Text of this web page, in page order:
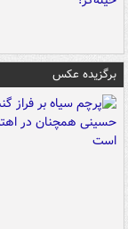
برگزیده عکس